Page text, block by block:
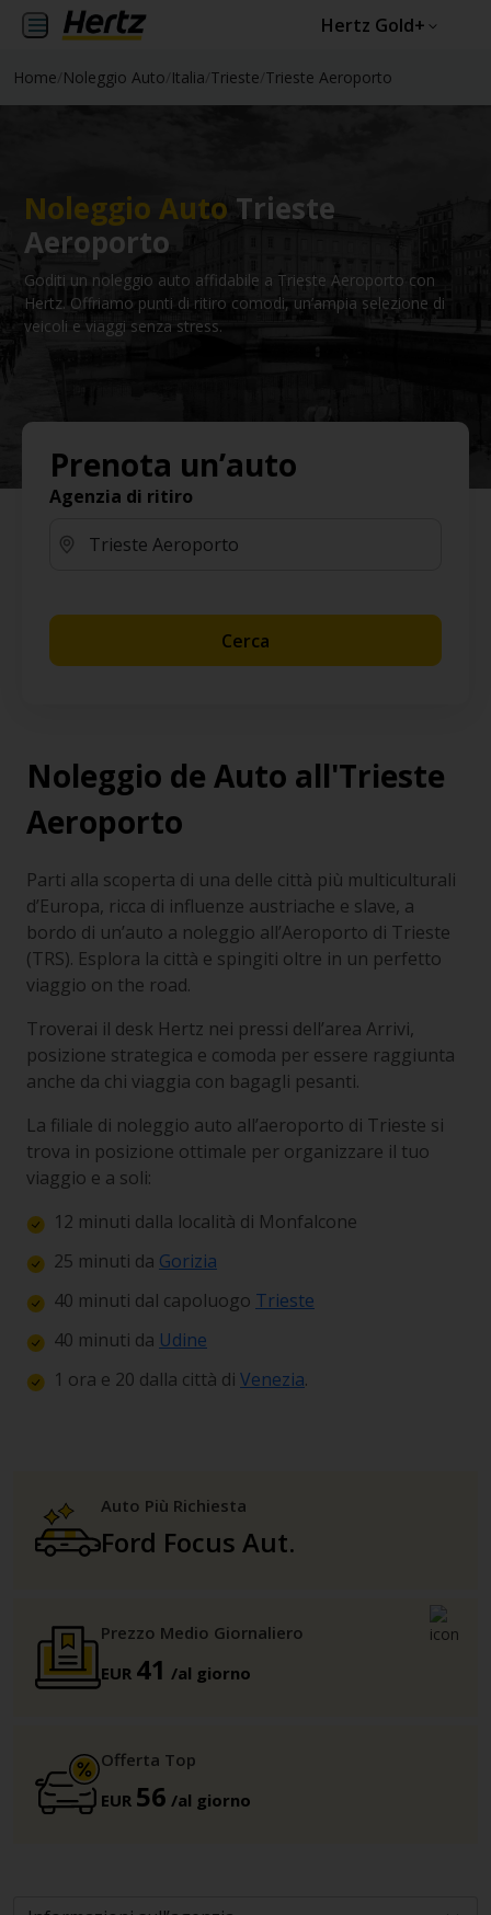
Hertz Gold+
Home Noleggio Auto Italia Trieste Trieste Aeroporto
Noleggio Auto Trieste
Aeroporto
Goditi un noleggio auto affidabile a Trieste Aeroporto con
Hertz. Offriamo punti di ritiro comodi, un’ampia selezione di
veicoli e viaggi senza stress.
Prenota un’auto
Agenzia di ritiro
Cerca
Noleggio de Auto all'Trieste
Aeroporto
Parti alla scoperta di una delle città più multiculturali
d’Europa, ricca di influenze austriache e slave, a
bordo di un’auto a noleggio all’Aeroporto di Trieste
(TRS). Esplora la città e spingiti oltre in un perfetto
viaggio on the road.
Troverai il desk Hertz nei pressi dell’area Arrivi,
posizione strategica e comoda per essere raggiunta
anche da chi viaggia con bagagli pesanti.
La filiale di noleggio auto all’aeroporto di Trieste si
trova in posizione ottimale per organizzare il tuo
viaggio e a soli:
12 minuti dalla località di Monfalcone
25 minuti da Gorizia
40 minuti dal capoluogo Trieste
40 minuti da Udine
1 ora e 20 dalla città di Venezia.
Auto Più Richiesta
Ford Focus Aut.
Prezzo Medio Giornaliero
EUR 41 /al giorno
Offerta Top
EUR 56 /al giorno